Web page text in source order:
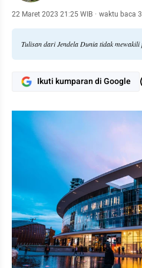
22 Maret 2023 21:25 WIB · waktu baca
Tulisan dari Jendela Dunia tidak
Ikuti kumparan di Google